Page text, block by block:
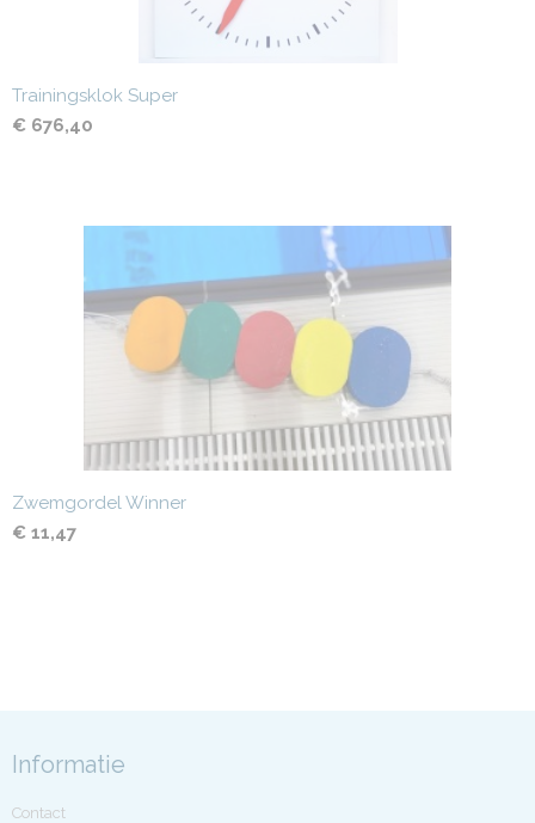
Trainingsklok Super
€ 676,40
Zwemgordel Winner
€ 11,47
Informatie
Contact